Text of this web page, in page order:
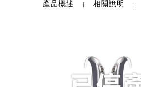
產品概述 相關說明